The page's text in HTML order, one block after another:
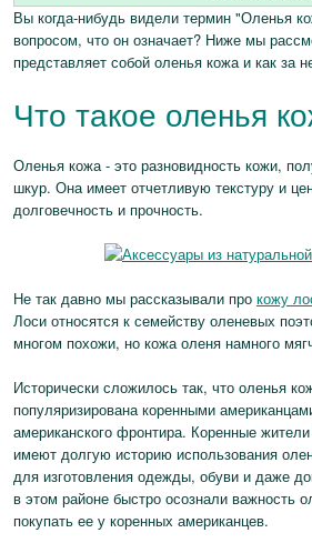
Вы когда-нибудь видели термин "Оленья
вопросом, что он означает? Ниже мы
представляет собой оленья кожа и как за
Что такое оленья
Оленья кожа - это разновидность кожи,
шкур. Она имеет отчетливую текстуру и
долговечность и прочность.
Не так давно мы рассказывали про кожу
Лоси относятся к семейству оленевых
многом похожи, но кожа оленя намного
Исторически сложилось так, что оленья
популяризирована коренными
американского фронтира. Коренные
имеют долгую историю использования
для изготовления одежды, обуви и даже
в этом районе быстро осознали важность
покупать ее у коренных американцев.